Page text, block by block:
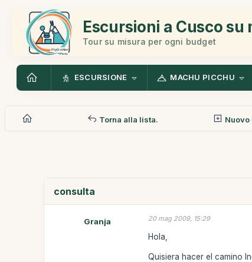
Escursioni a Cusco su
Tour su misura per ogni budget
ESCURSIONE MACHU PICCHU
Torna alla lista.
consulta
Granja 20 mag 2009, 15:29
Hola,
Quisiera hacer el camino